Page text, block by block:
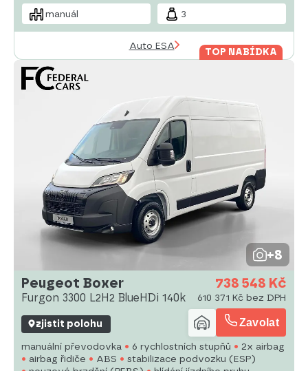
manuál 3
Auto ESA
TOP NABÍDKA
+8
Peugeot Boxer
Furgon 3300 L2H2 BlueHDi 140k
738 548 Kč
610 371 Kč bez DPH
zjistit polohu Zavolat
manuální převodovka 6 rychlostních stupňů
2x airbag
airbag řidiče
ABS
stabilizace podvozku (ESP)